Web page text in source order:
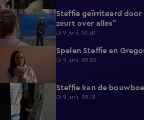
1:09
Steffie geïrriteerd door
zeurt over alles”
Di 9 juni, 10:30
0:48 Spelen Steffie en
Di 9 juni, 09:26
0:55 Steffie kan de
Di 9 juni, 09:18